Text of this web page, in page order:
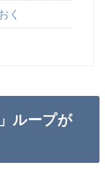
く
ループが